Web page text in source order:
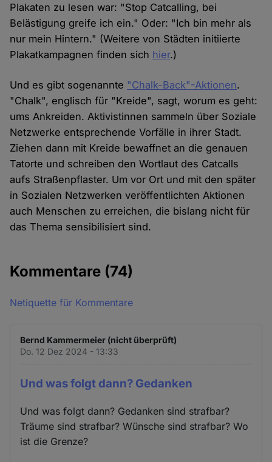
Plakaten zu lesen war: "Stop Catcalling, bei
Belästigung greife ich ein." Oder: "Ich bin mehr als
nur mein Hintern." (Weitere von Städten initiierte
Plakatkampagnen finden sich hier.)
Und es gibt sogenannte "Chalk-Back"-Aktionen.
"Chalk", englisch für "Kreide", sagt, worum es geht:
ums Ankreiden. Aktivistinnen sammeln über Soziale
Netzwerke entsprechende Vorfälle in ihrer Stadt.
Ziehen dann mit Kreide bewaffnet an die genauen
Tatorte und schreiben den Wortlaut des Catcalls
aufs Straßenpflaster. Um vor Ort und mit den später
in Sozialen Netzwerken veröffentlichten Aktionen
auch Menschen zu erreichen, die bislang nicht für
das Thema sensibilisiert sind.
Kommentare (74)
Netiquette für Kommentare
Bernd Kammermeier (nicht überprüft)
Do. 12 Dez 2024 - 13:33
Und was folgt dann? Gedanken
Und was folgt dann? Gedanken sind strafbar?
Träume sind strafbar? Wünsche sind strafbar? Wo
ist die Grenze?